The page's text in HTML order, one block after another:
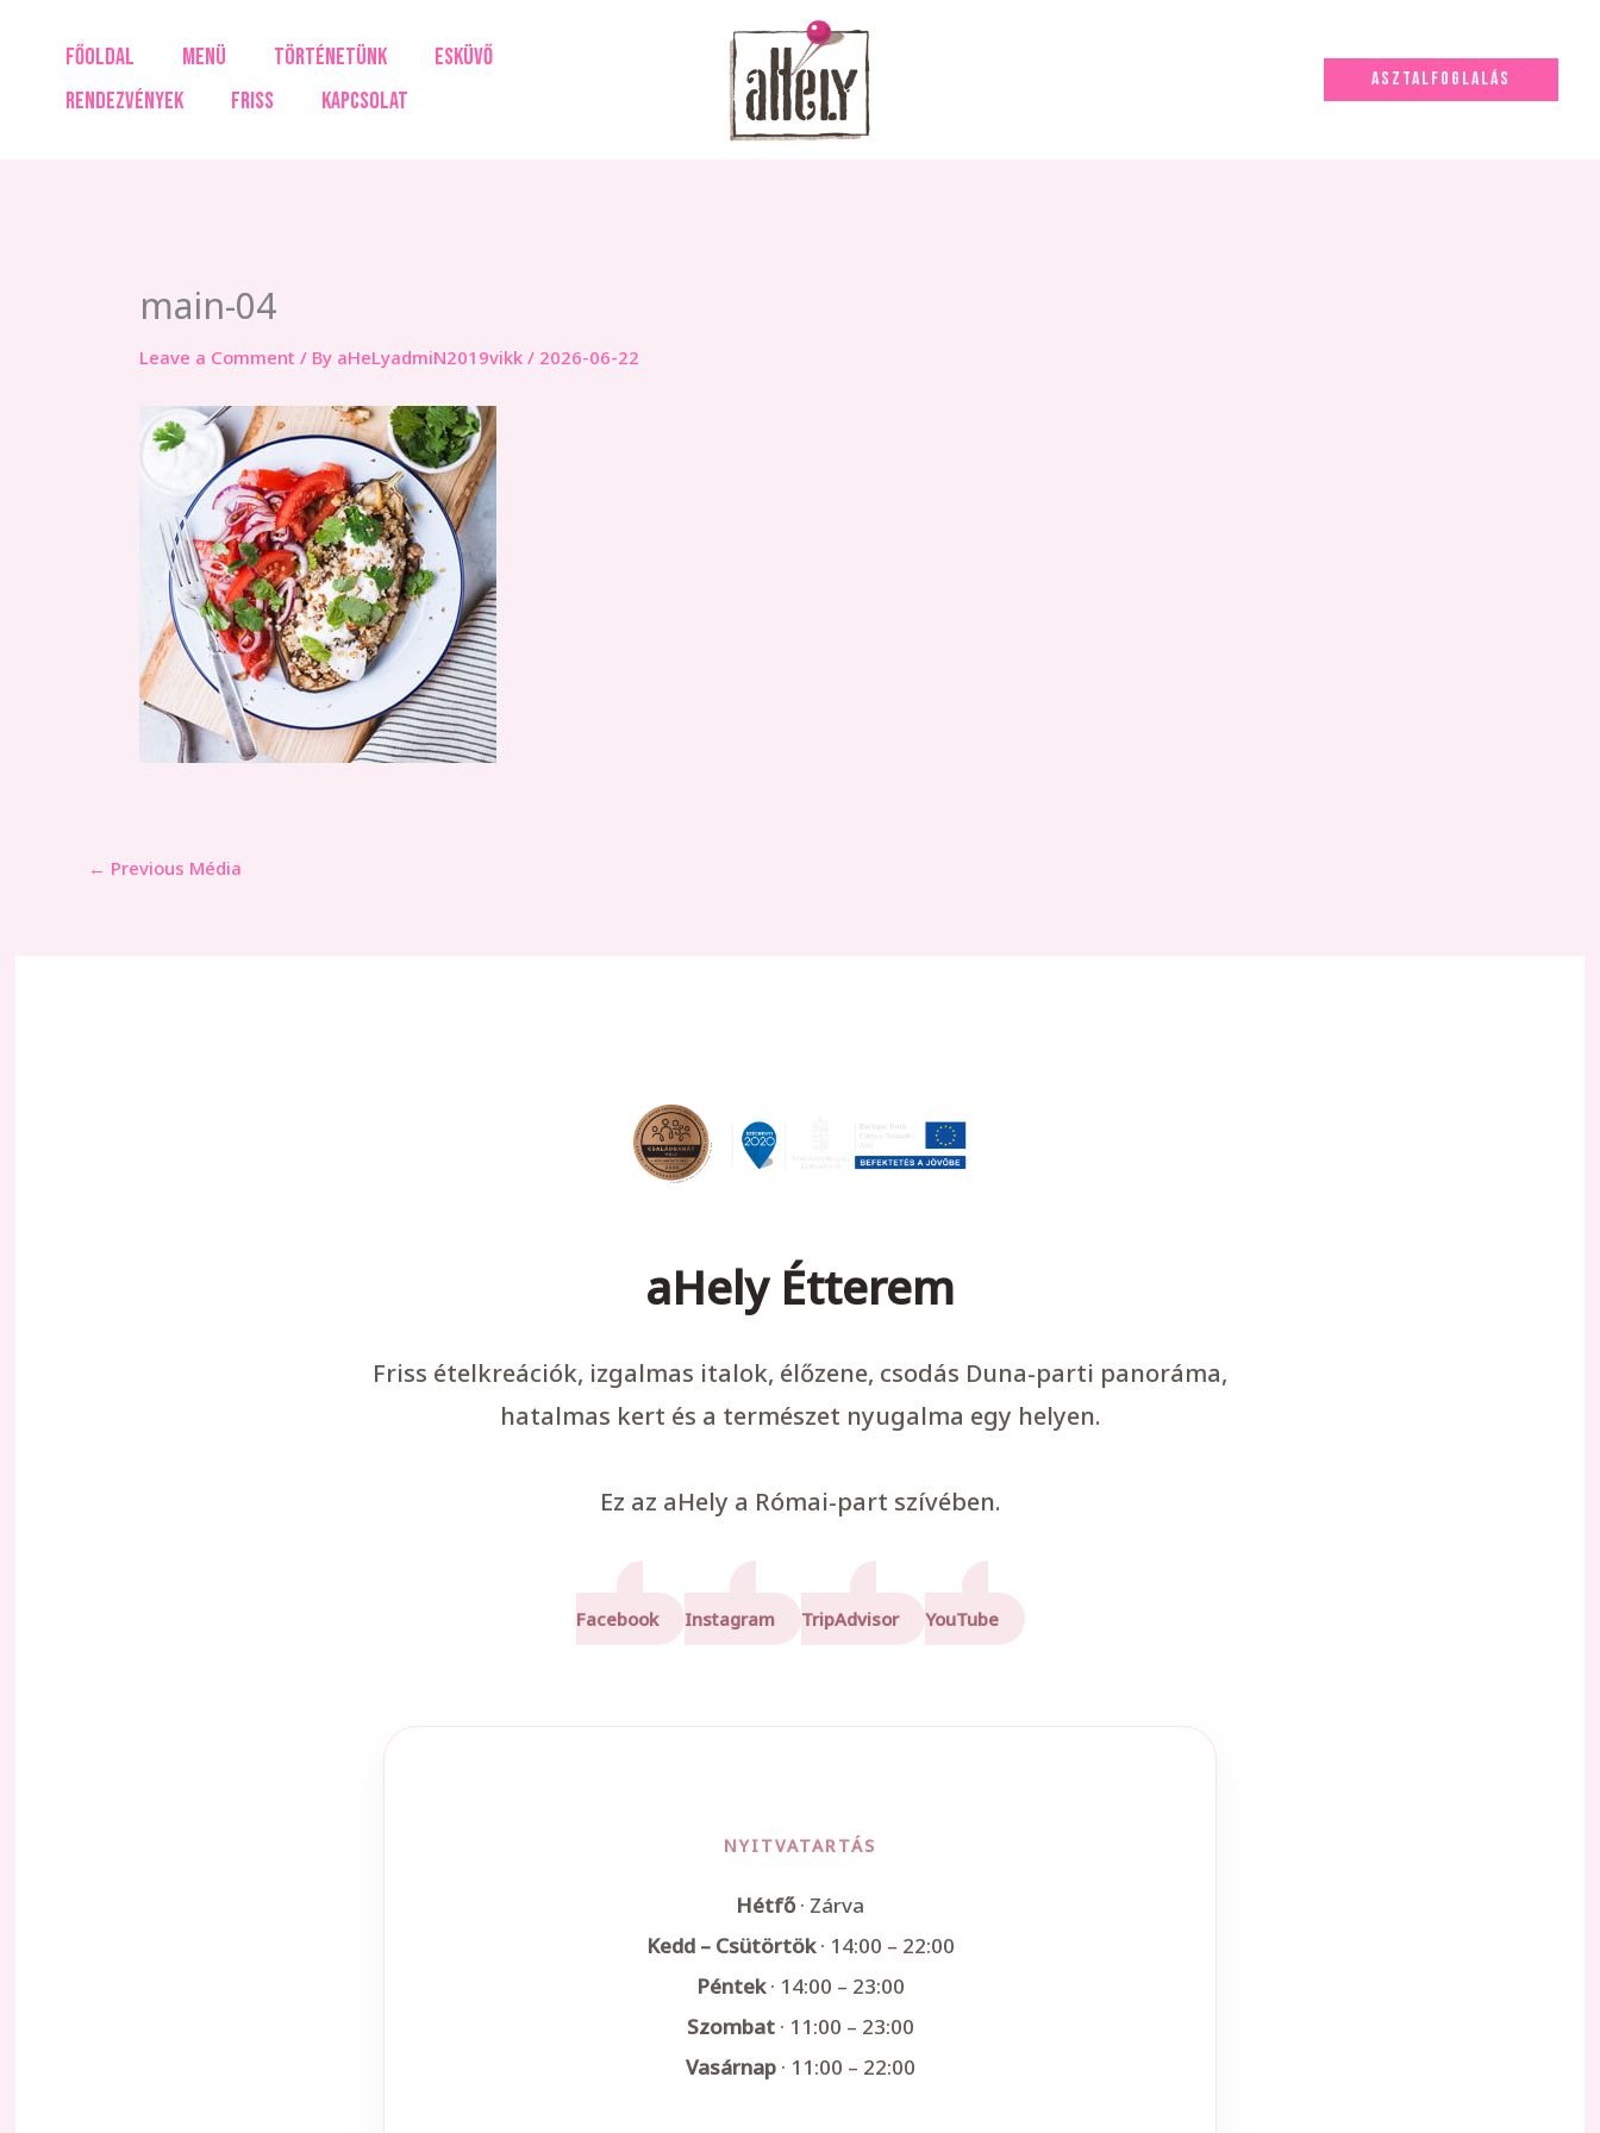
FŐOLDAL MENÜ TÖRTÉNETÜNK
ESKÜVŐ
RENDEZVÉNYEK
FRISS KAPCSOLAT
ASZTALFOGLALÁS
main-04
Leave a Comment / By aHeLyadmiN2019vikk / 2026-06-22
← Previous Média
aHely Étterem
Friss ételkreációk, izgalmas italok, élőzene, csodás Duna-parti panoráma,
hatalmas kert és a természet nyugalma egy helyen.
Ez az aHely a Római-part szívében.
Facebook Instagram TripAdvisor YouTube
NYITVATARTÁS
Hétfő· Zárva
Kedd – Csütörtök· 14:00 – 22:00
Péntek· 14:00 – 23:00
Szombat· 11:00 – 23:00
Vasárnap· 11:00 – 22:00